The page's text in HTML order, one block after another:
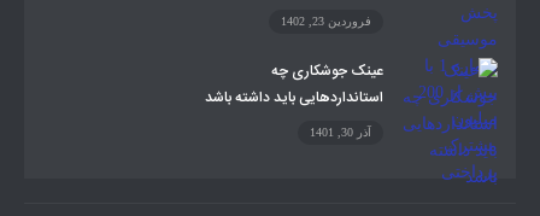
فروردین 23, 1402
عینک جوشکاری چه
استانداردهایی باید داشته باشد
آذر 30, 1401